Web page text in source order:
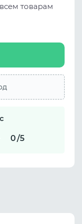
товарам
0/5